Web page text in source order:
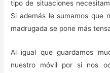
tipo de situaciones
Si además le sumamos que
madrugada se pone más
Al igual que guardamos
nuestro móvil por si nos